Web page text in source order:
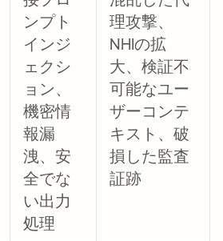
ンプト
インジ
ェクシ
ョン、
機密情
報漏
洩、安
全でな
い出力
処理
理攻撃、
NHIの拡
大、検証不
可能なユー
ザーコンテ
キスト、破
損した監査
証跡